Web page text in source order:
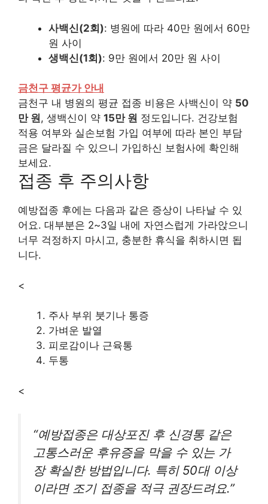
사백신(2회): 병원에 따라 40만 원에서 60만
원 사이
생백신(1회): 9만 원에서 20만 원 사이
금천구 평균가 안내
금천구 내 병원의 평균 접종 비용은 사백신이 약 50
만 원, 생백신이 약 15만 원 정도입니다. 건강보험
적용 여부와 실손보험 가입 여부에 따라 본인 부담
금은 달라질 수 있으니 가입하신 보험사에 확인해
보세요.
접종 후 주의사항
예방접종 후에는 다음과 같은 증상이 나타날 수 있
어요. 대부분은 2~3일 내에 자연스럽게 가라앉으니
너무 걱정하지 마시고, 충분한 휴식을 취하시면 됩
니다.
<
주사 부위 붓기나 통증
가벼운 발열
피로감이나 근육통
두통
<
“예방접종은 대상포진 후 신경통 같은
고통스러운 후유증을 막을 수 있는 가
장 확실한 방법입니다. 특히 50대 이상
이라면 조기 접종을 적극 권장드려요.”